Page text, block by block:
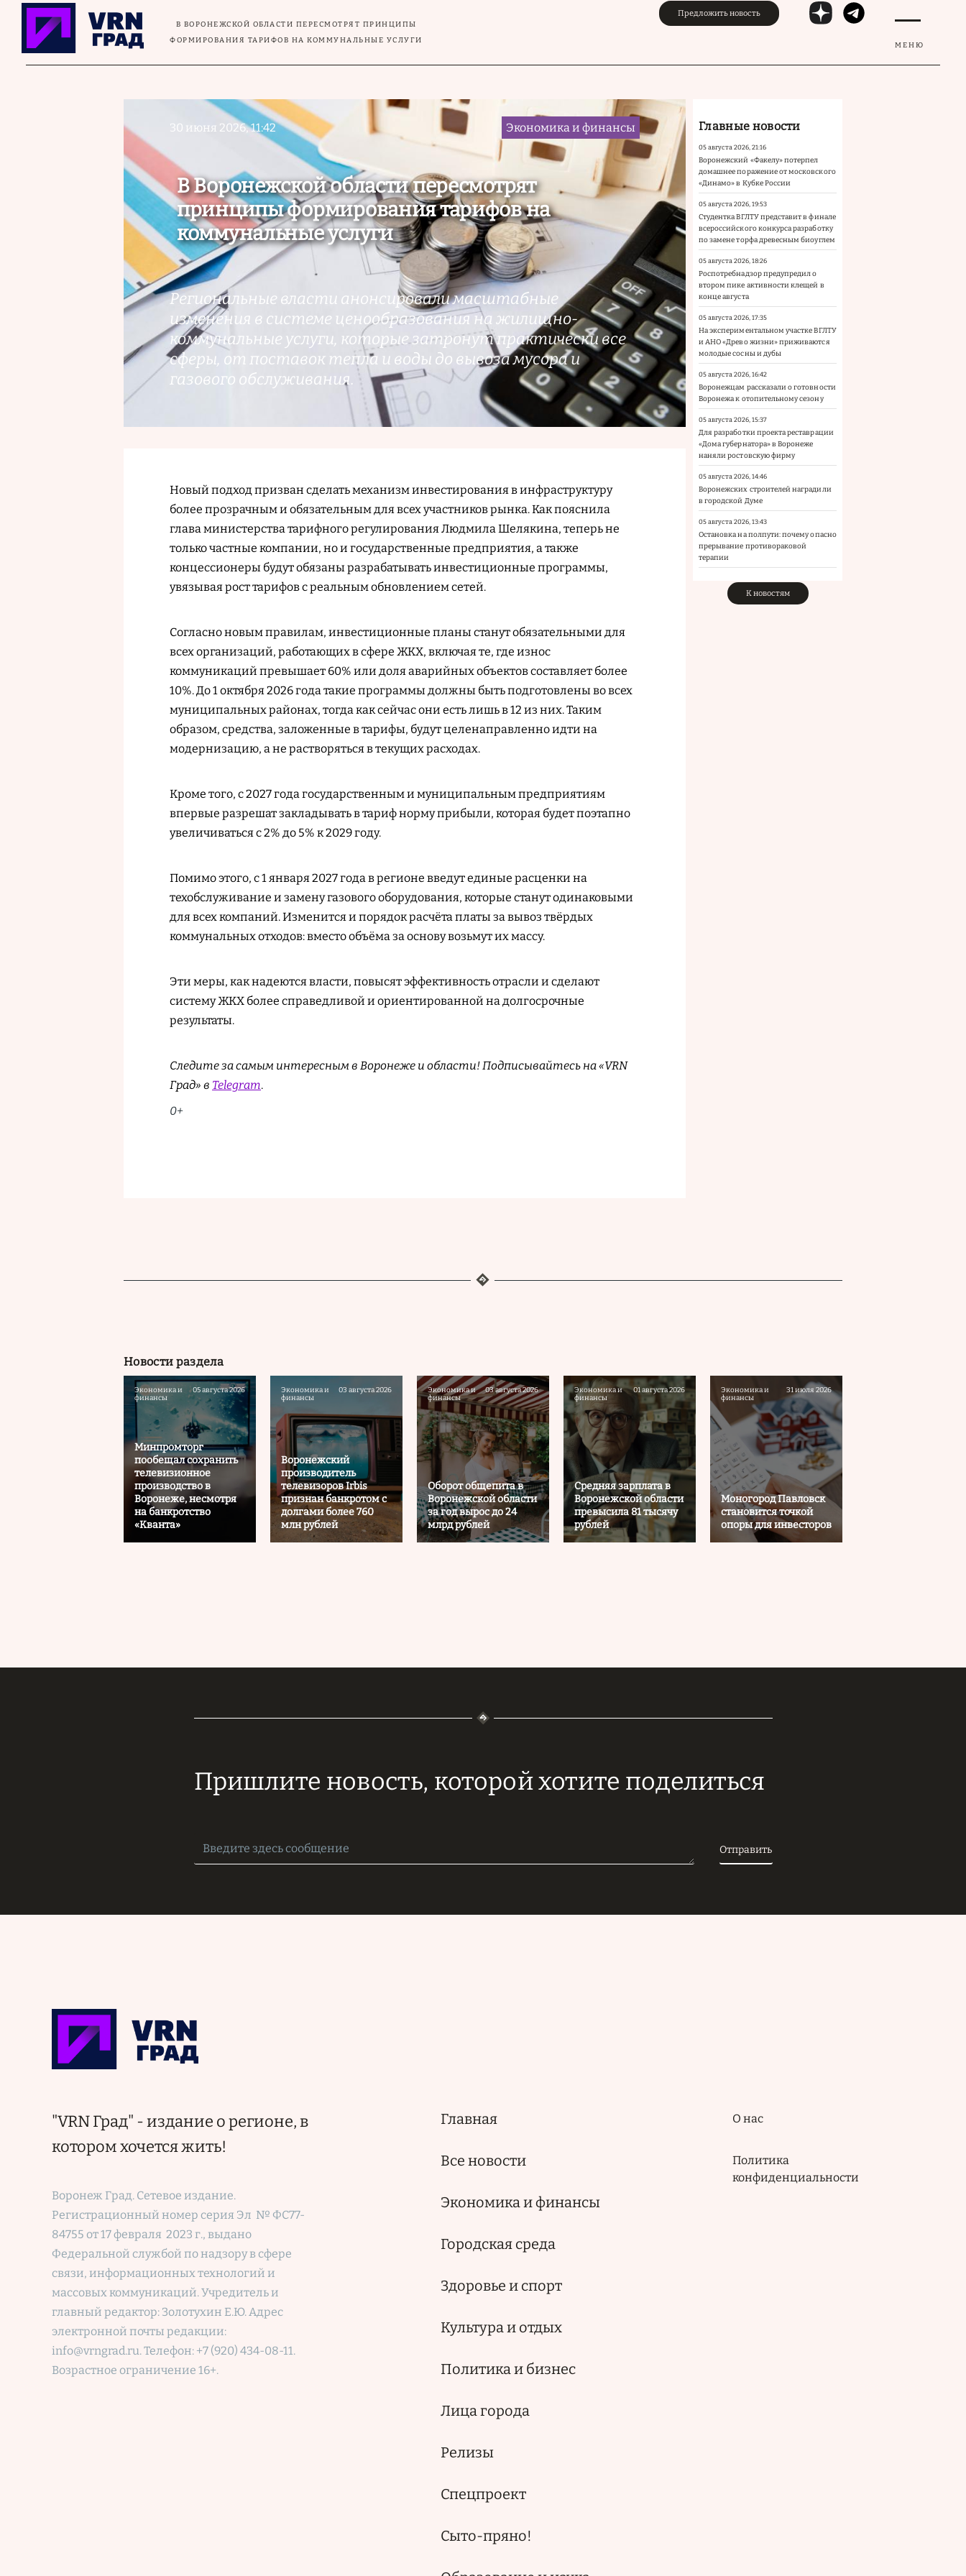
Перейти к основному содержанию
МЕНЮ
В ВОРОНЕЖСКОЙ ОБЛАСТИ ПЕРЕСМОТРЯТ ПРИНЦИПЫ
ФОРМИРОВАНИЯ ТАРИФОВ НА КОММУНАЛЬНЫЕ УСЛУГИ
Предложить новость
30 июня 2026, 11:42 Экономика и финансы
В Воронежской области пересмотрят
принципы формирования тарифов на
коммунальные услуги
Региональные власти анонсировали масштабные
изменения в системе ценообразования на жилищно-
коммунальные услуги, которые затронут практически все
сферы, от поставок тепла и воды до вывоза мусора и
газового обслуживания.
Новый подход призван сделать механизм инвестирования в инфраструктуру
более прозрачным и обязательным для всех участников рынка. Как пояснила
глава министерства тарифного регулирования Людмила Шелякина, теперь не
только частные компании, но и государственные предприятия, а также
концессионеры будут обязаны разрабатывать инвестиционные программы,
увязывая рост тарифов с реальным обновлением сетей.
Согласно новым правилам, инвестиционные планы станут обязательными для
всех организаций, работающих в сфере ЖКХ, включая те, где износ
коммуникаций превышает 60% или доля аварийных объектов составляет более
10%. До 1 октября 2026 года такие программы должны быть подготовлены во всех
муниципальных районах, тогда как сейчас они есть лишь в 12 из них. Таким
образом, средства, заложенные в тарифы, будут целенаправленно идти на
модернизацию, а не растворяться в текущих расходах.
Кроме того, с 2027 года государственным и муниципальным предприятиям
впервые разрешат закладывать в тариф норму прибыли, которая будет поэтапно
увеличиваться с 2% до 5% к 2029 году.
Помимо этого, с 1 января 2027 года в регионе введут единые расценки на
техобслуживание и замену газового оборудования, которые станут одинаковыми
для всех компаний. Изменится и порядок расчёта платы за вывоз твёрдых
коммунальных отходов: вместо объёма за основу возьмут их массу.
Эти меры, как надеются власти, повысят эффективность отрасли и сделают
систему ЖКХ более справедливой и ориентированной на долгосрочные
результаты.
Следите за самым интересным в Воронеже и области! Подписывайтесь на «VRN
Град» в Telegram.
0+
Главные новости
05 августа 2026, 21:16
Воронежский «Факелу» потерпел
домашнее поражение от московского
«Динамо» в Кубке России
05 августа 2026, 19:53
Студентка ВГЛТУ представит в финале
всероссийского конкурса разработку
по замене торфа древесным биоуглем
05 августа 2026, 18:26
Роспотребнадзор предупредил о
втором пике активности клещей в
конце августа
05 августа 2026, 17:35
На экспериментальном участке ВГЛТУ
и АНО «Древо жизни» приживаются
молодые сосны и дубы
05 августа 2026, 16:42
Воронежцам рассказали о готовности
Воронежа к отопительному сезону
05 августа 2026, 15:37
Для разработки проекта реставрации
«Дома губернатора» в Воронеже
наняли ростовскую фирму
05 августа 2026, 14:46
Воронежских строителей наградили
в городской Думе
05 августа 2026, 13:43
Остановка на полпути: почему опасно
прерывание противораковой
терапии
К новостям
Новости раздела
Экономика и
финансы
05 августа 2026
Минпромторг
пообещал сохранить
телевизионное
производство в
Воронеже, несмотря
на банкротство
«Кванта»
Экономика и
финансы
03 августа 2026
Воронежский
производитель
телевизоров Irbis
признан банкротом с
долгами более 760
млн рублей
Экономика и
финансы
03 августа 2026
Оборот общепита в
Воронежской области
за год вырос до 24
млрд рублей
Экономика и
финансы
01 августа 2026
Средняя зарплата в
Воронежской области
превысила 81 тысячу
рублей
Экономика и
финансы
31 июля 2026
Моногород Павловск
становится точкой
опоры для инвесторов
Пришлите новость, которой хотите поделиться
"VRN Град" - издание о регионе, в
котором хочется жить!
Воронеж Град. Сетевое издание.
Регистрационный номер серия Эл № ФС77-
84755 от 17 февраля 2023 г., выдано
Федеральной службой по надзору в сфере
связи, информационных технологий и
массовых коммуникаций. Учредитель и
главный редактор: Золотухин Е.Ю. Адрес
электронной почты редакции:
info@vrngrad.ru. Телефон: +7 (920) 434-08-11.
Возрастное ограничение 16+.
Основная
Главная
Все новости
Экономика и финансы
Городская среда
Здоровье и спорт
Культура и отдых
Политика и бизнес
Лица города
Релизы
Спецпроект
Сыто-пряно!
Подвал
О нас
Политика
конфиденциальности